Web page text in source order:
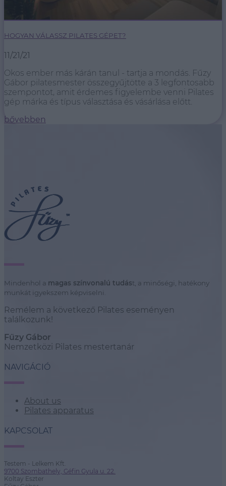
HOGYAN VÁLASSZ PILATES GÉPET?
11/21/21
Okos ember más kárán tanul - tartja a mondás. Fűzy
Gábor pilatesmester összegyűjtötte a 3 legfontosabb
szempontot, amit érdemes figyelembe venni Pilates
gép márka és típus választása és vásárlása előtt.
bővebben
Mindenhol a magas színvonalú tudást, a minőségi, hatékony
munkát igyekszem képviselni.
Remélem a következő Pilates eseményen
találkozunk!
Fűzy Gábor
Nemzetközi Pilates mestertanár
NAVIGÁCIÓ
About us
Pilates apparatus
KAPCSOLAT
Testem - Lelkem Kft.
9700 Szombathely, Géfin Gyula u. 22.
Koltay Eszter